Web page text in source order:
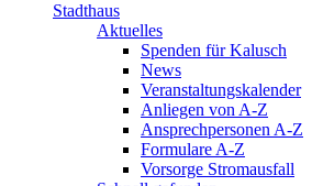
Stadthaus
Aktuelles
Spenden für Kalusch
News
Veranstaltungskalender
Anliegen von A-Z
Ansprechpersonen A-Z
Formulare A-Z
Vorsorge Stromausfall